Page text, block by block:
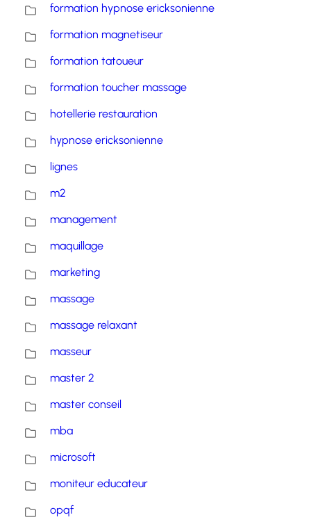
formation hypnose ericksonienne
formation magnetiseur
formation tatoueur
formation toucher massage
hotellerie restauration
hypnose ericksonienne
lignes
m2
management
maquillage
marketing
massage
massage relaxant
masseur
master 2
master conseil
mba
microsoft
moniteur educateur
opqf